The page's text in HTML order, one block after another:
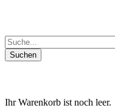
Ihr Warenkorb ist noch leer.